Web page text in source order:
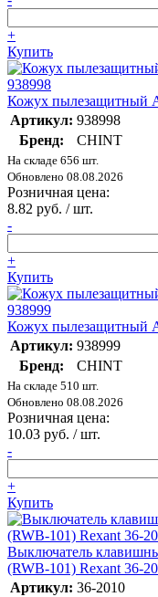
+
Купить
Кожух пылезащитный
Артикул: 938998
Бренд:
CHINT
На складе 656 шт.
Обновлено 08.08.2026
Розничная цена:
8.82 руб. / шт.
-
+
Купить
Кожух пылезащитный
Артикул: 938999
Бренд:
CHINT
На складе 510 шт.
Обновлено 08.08.2026
Розничная цена:
10.03 руб. / шт.
-
+
Купить
Выключатель
(RWB-101) Rexant 36-
Артикул: 36-2010